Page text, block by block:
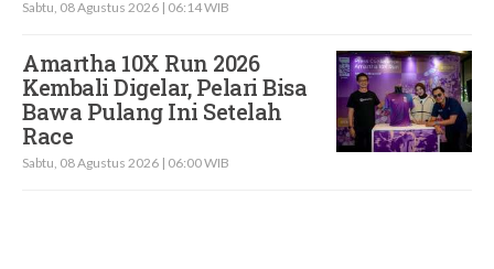
Sabtu, 08 Agustus 2026 | 06:14 WIB
Amartha 10X Run 2026
Kembali Digelar, Pelari Bisa
Bawa Pulang Ini Setelah
Race
Sabtu, 08 Agustus 2026 | 06:00 WIB